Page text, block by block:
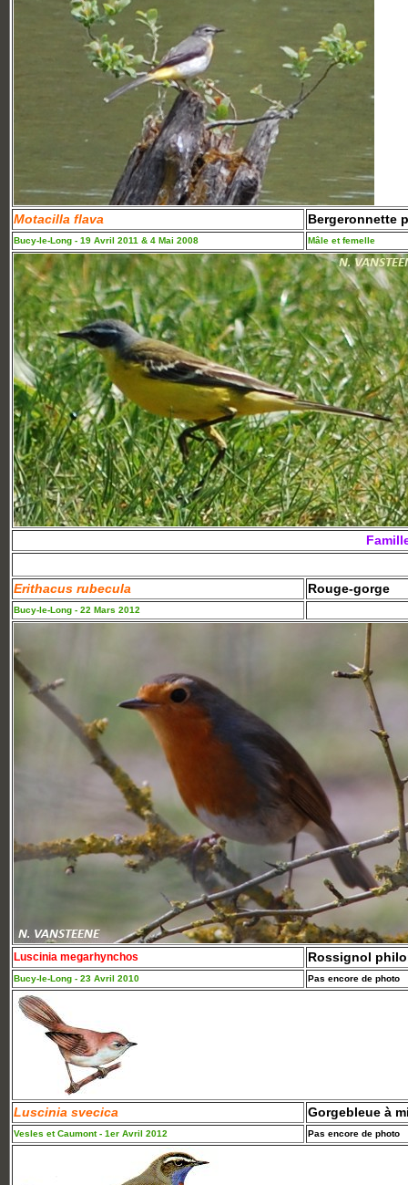
Motacilla flava Bergeronnette
Bucy-le-Long - 19 Avril 2011 & 4 Mai 2008 Mâle et femelle
Erithacus rubecula Rouge-gorge
Bucy-le-Long - 22 Mars 2012
Luscinia megarhynchos Rossignol
Bucy-le-Long - 23 Avril 2010 Pas encore de photo
Luscinia svecica Gorgebleue à
Vesles et Caumont - 1er Avril 2012 Pas encore de photo